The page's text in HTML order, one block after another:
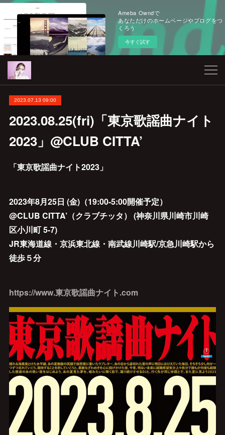
Ameba Owndで
あなただけのホームページやブログをつ
くろう
今すぐ試す
2023.07.13 09:00
2023.08.25(fri)「東京歌謡曲ナイト
2023」@CLUB CITTA’
「東京歌謡曲ナイト2023」
2023年8月25日 (金)（19:00-5:00開催予定）
@CLUB CITTA’（クラブチッタ） (神奈川県川崎市川崎
区小川町 5-7)
JR東海道線・京浜東北線・南武線川崎駅/京急川崎駅から
徒歩５分
https://www.東京歌謡曲ナイト.com